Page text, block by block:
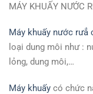
MÁY KHUẤY NƯỚC
Máy khuấy nước rưẳ
loại dung môi như :
lỏng, dung môi,…
Máy khuấy có chức